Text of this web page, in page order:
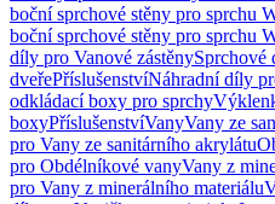
boční sprchové stěny pro sprchu
boční sprchové stěny pro sprchu
díly pro Vanové zástěnySprchové
dveřePříslušenstvíNáhradní díly
odkládací boxy pro sprchy
boxyPříslušenstvíVanyVany ze
pro Vany ze sanitárního akrylátu
pro Obdélníkové vanyVany z
pro Vany z minerálního materiálu